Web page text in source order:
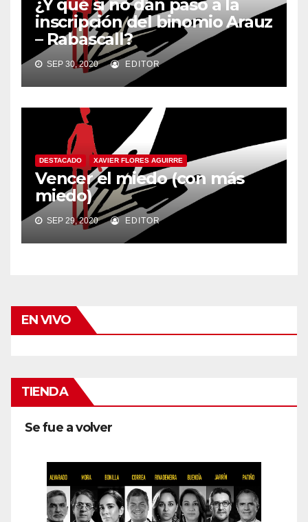
¿Y qué si no dan paso a la
inscripción del binomio Arauz
– Rabascall?
SEP 30, 2020 EDITOR
DESTACADO XAVIER FLORES AGUIRRE
Vencer el miedo (con más
miedo)
SEP 29, 2020 EDITOR
EN VIVO
TIENDA
Se fue a volver